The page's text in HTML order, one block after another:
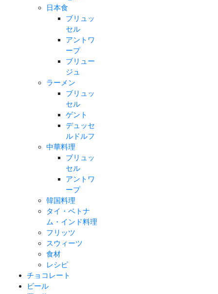
日本食
ブリュッ
セル
アントワ
ープ
ブリュー
ジュ
ラーメン
ブリュッ
セル
ゲント
デュッセ
ルドルフ
中華料理
ブリュッ
セル
アントワ
ープ
韓国料理
タイ・ベトナ
ム・インド料理
フリッツ
スウィーツ
食材
レシピ
チョコレート
ビール